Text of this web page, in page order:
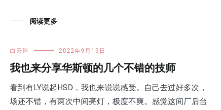
阅读更多
白云区 2022年9月19日
我也来分享华斯顿的几个不错的技师
看到有LY说起HSD，我也来说说感受。自己去过好多次，
场还不错，有两次中间亮灯，极度不爽。感觉这间厂后台